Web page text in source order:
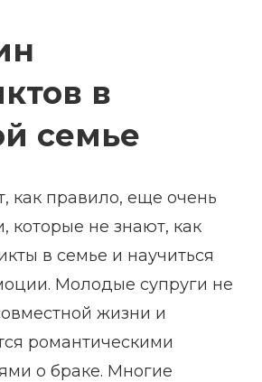
в
семье
как правило, еще очень
не знают, как
в семье и научиться
Молодые супруги не
жизни и
романтическими
о браке. Многие